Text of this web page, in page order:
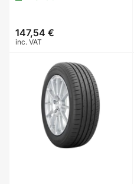
Prix
147,54 €
inc. VAT